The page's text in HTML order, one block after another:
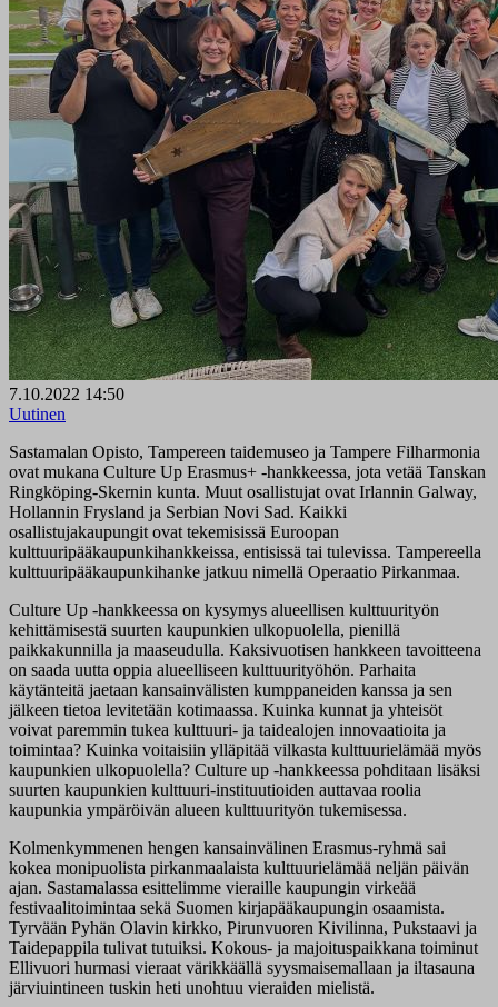
7.10.2022 14:50
Uutinen
Sastamalan Opisto, Tampereen taidemuseo ja Tampere Filharmonia
ovat mukana Culture Up Erasmus+ -hankkeessa, jota vetää Tanskan
Ringköping-Skernin kunta. Muut osallistujat ovat Irlannin Galway,
Hollannin Frysland ja Serbian Novi Sad. Kaikki
osallistujakaupungit ovat tekemisissä Euroopan
kulttuuripääkaupunkihankkeissa, entisissä tai tulevissa. Tampereella
kulttuuripääkaupunkihanke jatkuu nimellä Operaatio Pirkanmaa.
Culture Up -hankkeessa on kysymys alueellisen kulttuurityön
kehittämisestä suurten kaupunkien ulkopuolella, pienillä
paikkakunnilla ja maaseudulla. Kaksivuotisen hankkeen tavoitteena
on saada uutta oppia alueelliseen kulttuurityöhön. Parhaita
käytänteitä jaetaan kansainvälisten kumppaneiden kanssa ja sen
jälkeen tietoa levitetään kotimaassa. Kuinka kunnat ja yhteisöt
voivat paremmin tukea kulttuuri- ja taidealojen innovaatioita ja
toimintaa? Kuinka voitaisiin ylläpitää vilkasta kulttuurielämää myös
kaupunkien ulkopuolella? Culture up -hankkeessa pohditaan lisäksi
suurten kaupunkien kulttuuri-instituutioiden auttavaa roolia
kaupunkia ympäröivän alueen kulttuurityön tukemisessa.
Kolmenkymmenen hengen kansainvälinen Erasmus-ryhmä sai
kokea monipuolista pirkanmaalaista kulttuurielämää neljän päivän
ajan. Sastamalassa esittelimme vieraille kaupungin virkeää
festivaalitoimintaa sekä Suomen kirjapääkaupungin osaamista.
Tyrvään Pyhän Olavin kirkko, Pirunvuoren Kivilinna, Pukstaavi ja
Taidepappila tulivat tutuiksi. Kokous- ja majoituspaikkana toiminut
Ellivuori hurmasi vieraat värikkäällä syysmaisemallaan ja iltasauna
järviuintineen tuskin heti unohtuu vieraiden mielistä.